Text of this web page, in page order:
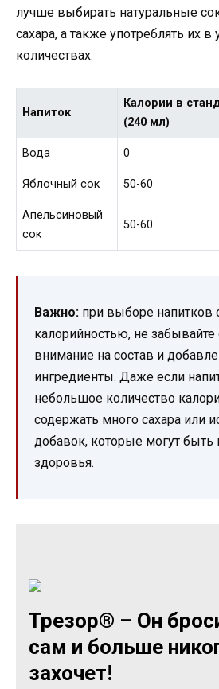
лучше выбирать натуральные
сахара, а также употреблять их
количествах.
Напиток
Калории в
(240 мл)
Вода 0
Яблочный сок 50-60
Апельсиновый
сок
50-60
Важно: при выборе напитков
калорийностью, не забывайте
внимание на состав и
ингредиенты. Даже если
небольшое количество
содержать много сахара или
добавок, которые могут
здоровья.
Трезор® – Он
сам и больше
захочет!